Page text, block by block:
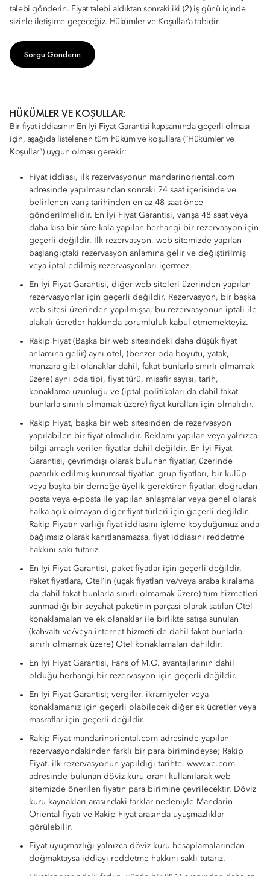
talebi gönderin. Fiyat talebi aldıktan sonraki iki (2) iş günü içinde
sizinle iletişime geçeceğiz. Hükümler ve Koşullar’a tabidir.
Sorgu Gönderin
HÜKÜMLER VE KOŞULLAR:
Bir fiyat iddiasının En İyi Fiyat Garantisi kapsamında geçerli olması
için, aşağıda listelenen tüm hüküm ve koşullara (“Hükümler ve
Koşullar”) uygun olması gerekir:
Fiyat iddiası, ilk rezervasyonun mandarinoriental.com
adresinde yapılmasından sonraki 24 saat içerisinde ve
belirlenen varış tarihinden en az 48 saat önce
gönderilmelidir. En İyi Fiyat Garantisi, varışa 48 saat veya
daha kısa bir süre kala yapılan herhangi bir rezervasyon için
geçerli değildir. İlk rezervasyon, web sitemizde yapılan
başlangıçtaki rezervasyon anlamına gelir ve değiştirilmiş
veya iptal edilmiş rezervasyonları içermez.
En İyi Fiyat Garantisi, diğer web siteleri üzerinden yapılan
rezervasyonlar için geçerli değildir. Rezervasyon, bir başka
web sitesi üzerinden yapılmışsa, bu rezervasyonun iptali ile
alakalı ücretler hakkında sorumluluk kabul etmemekteyiz.
Rakip Fiyat (Başka bir web sitesindeki daha düşük fiyat
anlamına gelir) aynı otel, (benzer oda boyutu, yatak,
manzara gibi olanaklar dahil, fakat bunlarla sınırlı olmamak
üzere) aynı oda tipi, fiyat türü, misafir sayısı, tarih,
konaklama uzunluğu ve (iptal politikaları da dahil fakat
bunlarla sınırlı olmamak üzere) fiyat kuralları için olmalıdır.
Rakip Fiyat, başka bir web sitesinden de rezervasyon
yapılabilen bir fiyat olmalıdır. Reklamı yapılan veya yalnızca
bilgi amaçlı verilen fiyatlar dahil değildir. En İyi Fiyat
Garantisi, çevrimdışı olarak bulunan fiyatlar, üzerinde
pazarlık edilmiş kurumsal fiyatlar, grup fiyatları, bir kulüp
veya başka bir derneğe üyelik gerektiren fiyatlar, doğrudan
posta veya e-posta ile yapılan anlaşmalar veya genel olarak
halka açık olmayan diğer fiyat türleri için geçerli değildir.
Rakip Fiyatın varlığı fiyat iddiasını işleme koyduğumuz anda
bağımsız olarak kanıtlanamazsa, fiyat iddiasını reddetme
hakkını sakı tutarız.
En İyi Fiyat Garantisi, paket fiyatlar için geçerli değildir.
Paket fiyatlara, Otel’in (uçak fiyatları ve/veya araba kiralama
da dahil fakat bunlarla sınırlı olmamak üzere) tüm hizmetleri
sunmadığı bir seyahat paketinin parçası olarak satılan Otel
konaklamaları ve ek olanaklar ile birlikte satışa sunulan
(kahvaltı ve/veya internet hizmeti de dahil fakat bunlarla
sınırlı olmamak üzere) Otel konaklamaları dahildir.
En İyi Fiyat Garantisi, Fans of M.O. avantajlarının dahil
olduğu herhangi bir rezervasyon için geçerli değildir.
En İyi Fiyat Garantisi; vergiler, ikramiyeler veya
konaklamanız için geçerli olabilecek diğer ek ücretler veya
masraflar için geçerli değildir.
Rakip Fiyat mandarinoriental.com adresinde yapılan
rezervasyondakinden farklı bir para birimindeyse; Rakip
Fiyat, ilk rezervasyonun yapıldığı tarihte, www.xe.com
adresinde bulunan döviz kuru oranı kullanılarak web
sitemizde önerilen fiyatın para birimine çevrilecektir. Döviz
kuru kaynakları arasındaki farklar nedeniyle Mandarin
Oriental fiyatı ve Rakip Fiyat arasında uyuşmazlıklar
görülebilir.
Fiyat uyuşmazlığı yalnızca döviz kuru hesaplamalarından
doğmaktaysa iddiayı reddetme hakkını saklı tutarız.